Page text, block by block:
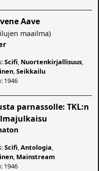
Aave
maailma)
Scifi Nuortenkirjallisuus
,Seikkailu
1946
parnassolle: TKL:n
Scifi ,Antologia
Mainstream
1946